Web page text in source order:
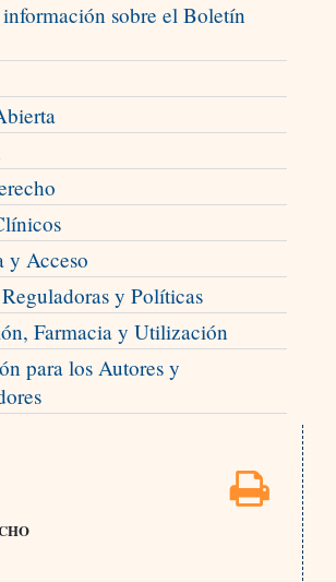
sobre el Boletín
y Acceso
y Políticas
Farmacia y Utilización
para los Autores y